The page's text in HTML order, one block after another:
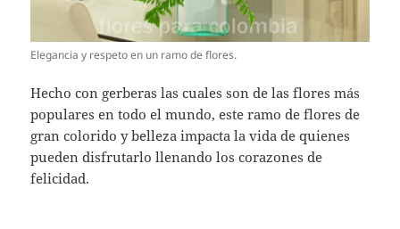
Elegancia y respeto en un ramo de flores.
Hecho con gerberas las cuales son de las flores más
populares en todo el mundo, este ramo de flores de
gran colorido y belleza impacta la vida de quienes
pueden disfrutarlo llenando los corazones de
felicidad.